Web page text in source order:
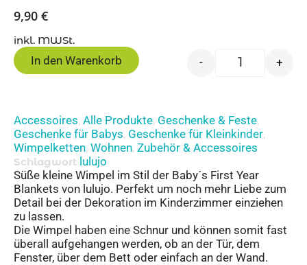
9,90 €
inkl. MWSt.
- +
In den Warenkorb
Accessoires, Alle Produkte, Geschenke & Feste,
Geschenke für Babys, Geschenke für Kleinkinder,
Wimpelketten, Wohnen, Zubehör & Accessoires
Schlagwort lulujo
Süße kleine Wimpel im Stil der Baby´s First Year
Blankets von lulujo. Perfekt um noch mehr Liebe zum
Detail bei der Dekoration im Kinderzimmer einziehen
zu lassen.
Die Wimpel haben eine Schnur und können somit fast
überall aufgehangen werden, ob an der Tür, dem
Fenster, über dem Bett oder einfach an der Wand.